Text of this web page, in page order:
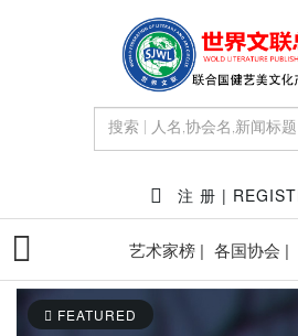
注 册 |
艺术家榜 | 各国协会 |
FEATURED